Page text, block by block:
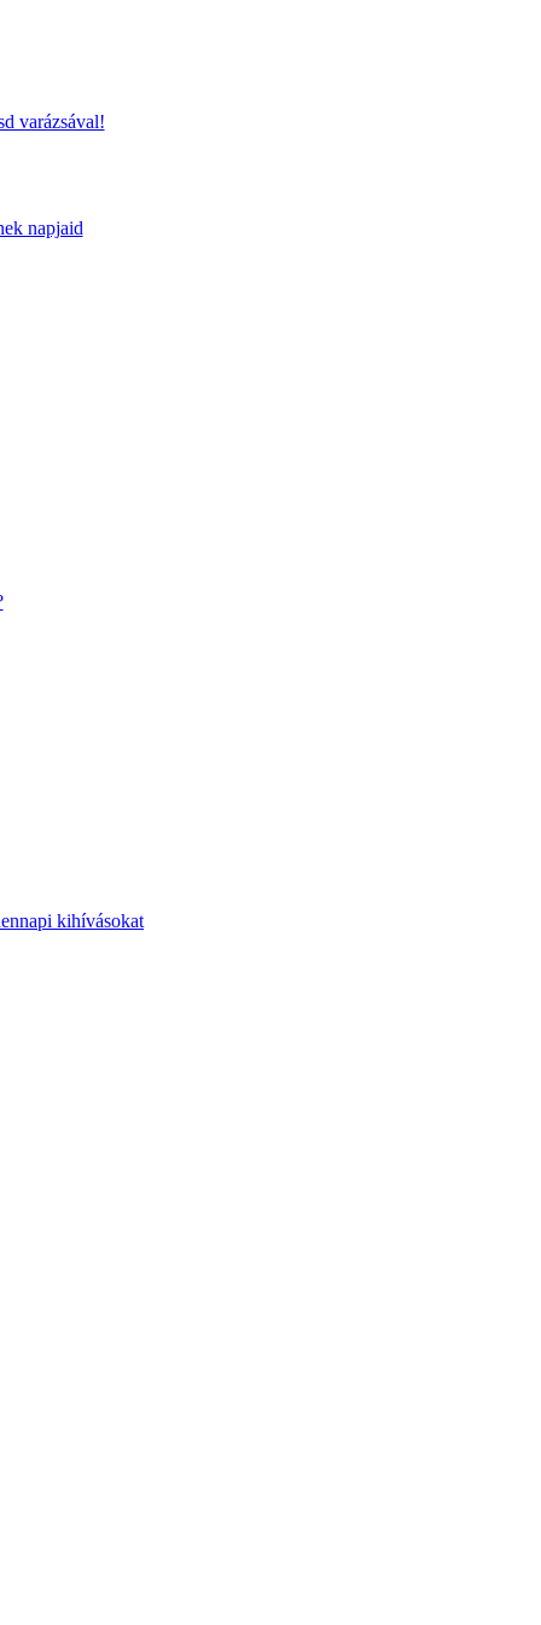
varázsával!
napjaid
kihívásokat